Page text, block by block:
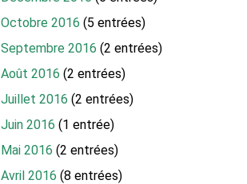
Octobre 2016 (5 entrées)
Septembre 2016 (2 entrées)
Août 2016 (2 entrées)
Juillet 2016 (2 entrées)
Juin 2016 (1 entrée)
Mai 2016 (2 entrées)
Avril 2016 (8 entrées)